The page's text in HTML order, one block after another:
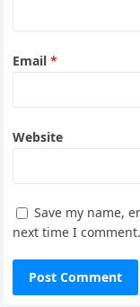
Email*
Website
Save my name,
next time I comment.